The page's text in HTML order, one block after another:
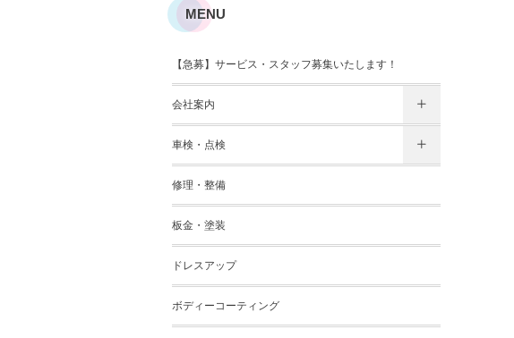
MENU
【急募】サービス・スタッフ募集いたします！
会社案内
車検・点検
修理・整備
板金・塗装
ドレスアップ
ボディーコーティング